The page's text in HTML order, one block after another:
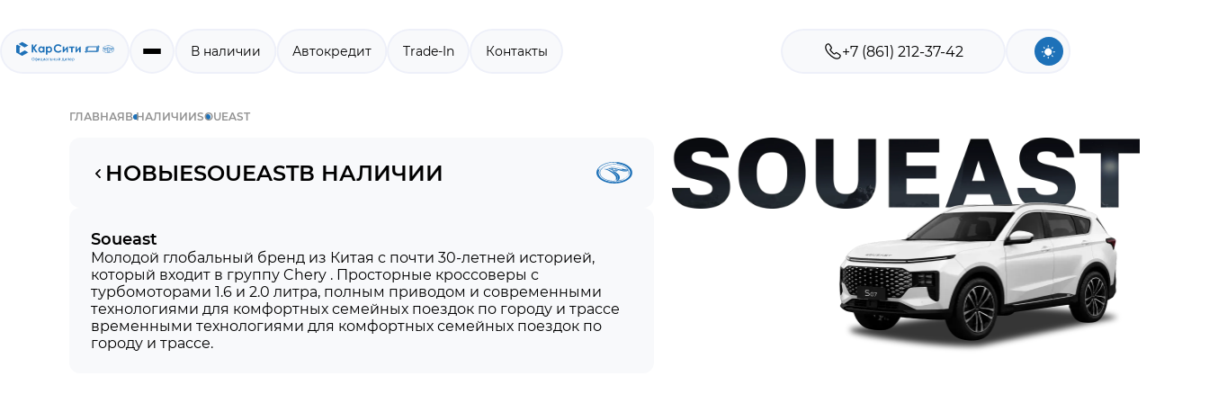
В наличии Автокредит Trade-In Контакты +7 (861) 212-37-42
ГЛАВНАЯВ НАЛИЧИИSOUEAST
НОВЫЕSOUEASTВ НАЛИЧИИ
Soueast
Молодой глобальный бренд из Китая с почти 30-летней историей,
который входит в группу Chery . Просторные кроссоверы с
турбомоторами 1.6 и 2.0 литра, полным приводом и современными
технологиями для комфортных семейных поездок по городу и трассе
временными технологиями для комфортных семейных поездок по
городу и трассе.